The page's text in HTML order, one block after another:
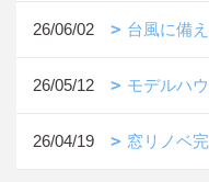
26/06/02 台風に備
26/05/12 モデルハ
26/04/19 窓リノベ完